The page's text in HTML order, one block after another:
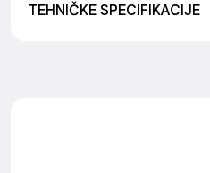
TEHNIČKE SPECIFIKACIJE